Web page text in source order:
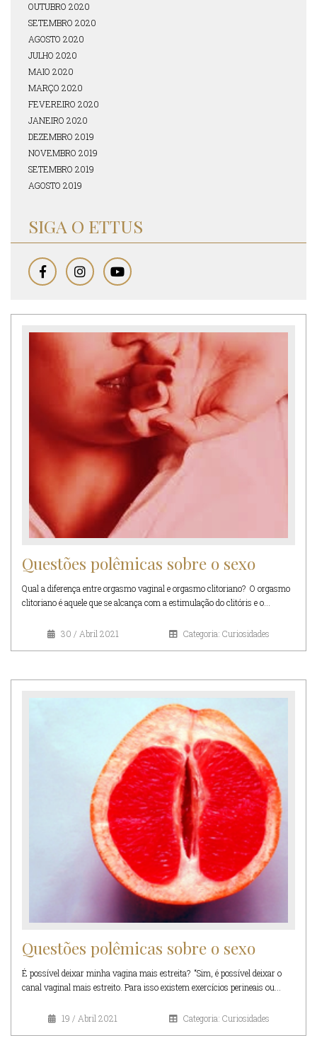
Questões polêmicas sobre o sexo
Qual a diferença entre orgasmo vaginal e orgasmo clitoriano? O orgasmo
clitoriano é aquele que se alcança com a estimulação do clitóris e o...
30 / Abril 2021 Categoria: Curiosidades
Questões polêmicas sobre o sexo
É possível deixar minha vagina mais estreita? “Sim, é possível deixar o
canal vaginal mais estreito. Para isso existem exercícios perineais ou...
19 / Abril 2021 Categoria: Curiosidades
OUTUBRO 2020
SETEMBRO 2020
AGOSTO 2020
JULHO 2020
MAIO 2020
MARÇO 2020
FEVEREIRO 2020
JANEIRO 2020
DEZEMBRO 2019
NOVEMBRO 2019
SETEMBRO 2019
AGOSTO 2019
SIGA O ETTUS